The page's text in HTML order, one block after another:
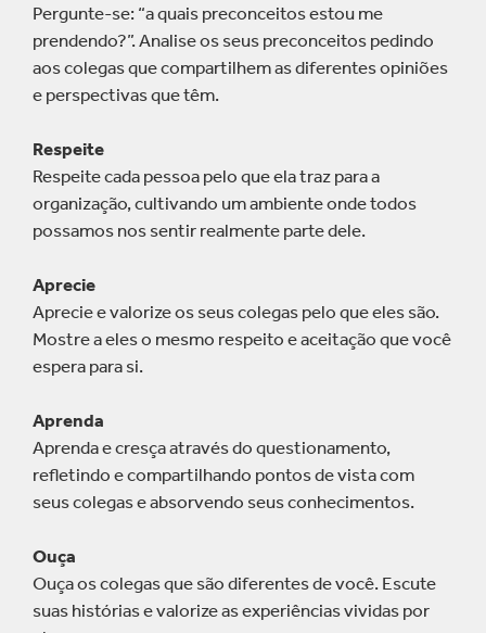
Pergunte-se: “a quais preconceitos estou me
prendendo?”. Analise os seus preconceitos pedindo
aos colegas que compartilhem as diferentes opiniões
e perspectivas que têm.
Respeite
Respeite cada pessoa pelo que ela traz para a
organização, cultivando um ambiente onde todos
possamos nos sentir realmente parte dele.
Aprecie
Aprecie e valorize os seus colegas pelo que eles são.
Mostre a eles o mesmo respeito e aceitação que você
espera para si.
Aprenda
Aprenda e cresça através do questionamento,
refletindo e compartilhando pontos de vista com
seus colegas e absorvendo seus conhecimentos.
Ouça
Ouça os colegas que são diferentes de você. Escute
suas histórias e valorize as experiências vividas por